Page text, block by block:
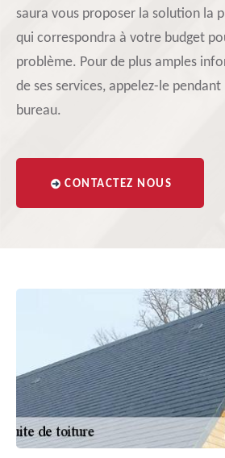
saura vous proposer la solution la
qui correspondra à votre budget
problème. Pour de plus amples
de ses services, appelez-le pendant
bureau.
CONTACTEZ NOUS